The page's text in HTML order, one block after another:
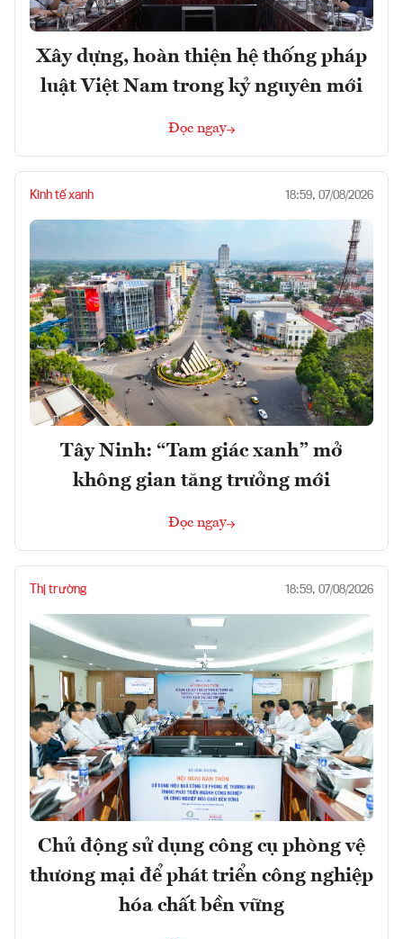
Xây dựng, hoàn thiện hệ thống pháp
luật Việt Nam trong kỷ nguyên mới
Đọc ngay
Kinh tế xanh 18:59, 07/08/2026
Tây Ninh: “Tam giác xanh” mở
không gian tăng trưởng mới
Đọc ngay
Thị trường 18:59, 07/08/2026
Chủ động sử dụng công cụ phòng vệ
thương mại để phát triển công nghiệp
hóa chất bền vững